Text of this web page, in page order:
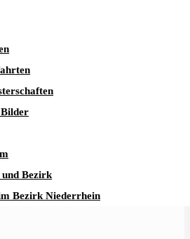
Bilder
Bezirk
Bezirk Niederrhein